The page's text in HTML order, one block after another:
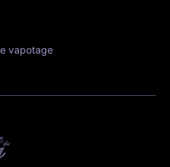
vapotage